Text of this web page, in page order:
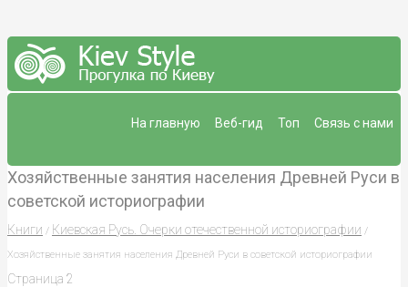
Связь с нами
Топ
Веб-гид
На главную
Хозяйственные занятия населения Древней Руси в
советской историографии
Книги / Киевская Русь. Очерки отечественной историографии /
Хозяйственные занятия населения Древней Руси в советской историографии
Страница 2